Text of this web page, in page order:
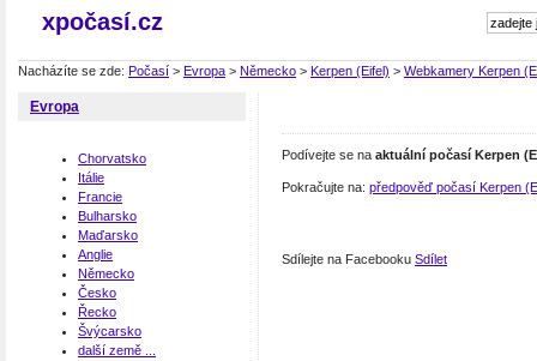
xpočasí.cz
Nacházíte se zde: Počasí > Evropa > Německo > Kerpen (Eifel) > Webkamery Kerpen
Evropa
Chorvatsko
Itálie
Francie
Bulharsko
Maďarsko
Anglie
Německo
Česko
Řecko
Švýcarsko
další země ...
Podívejte se na aktuální počasí Kerpen
Pokračujte na: předpověď počasí Kerpen
Sdílejte na Facebooku Sdílet